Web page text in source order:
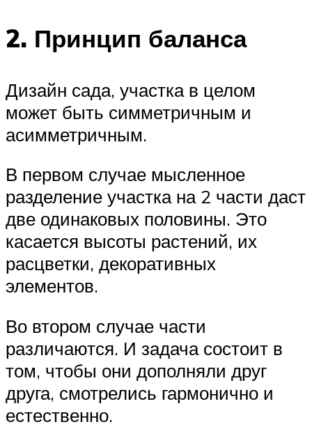
2. Принцип баланса
Дизайн сада, участка в целом
может быть симметричным и
асимметричным.
В первом случае мысленное
разделение участка на 2 части даст
две одинаковых половины. Это
касается высоты растений, их
расцветки, декоративных
элементов.
Во втором случае части
различаются. И задача состоит в
том, чтобы они дополняли друг
друга, смотрелись гармонично и
естественно.